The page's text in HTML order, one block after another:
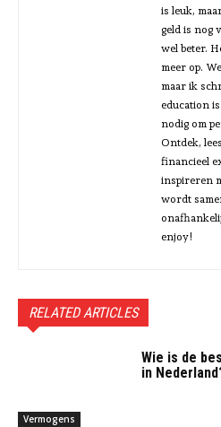
is leuk,
geld is nog
wel beter.
meer op.
maar ik
education
nodig om
Ontdek,
financieel
inspireren
wordt
enjoy!
RELATED ARTICLES
Vermogens
Wie is de
in